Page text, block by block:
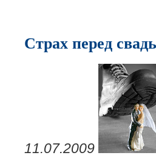
Страх перед
11.07.2009